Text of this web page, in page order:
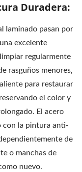
Duradera:
laminado pasan por
excelente
regularmente
rasguños menores,
para restaurar
el color y
El acero
con la pintura anti-
de
o manchas de
nuevo.